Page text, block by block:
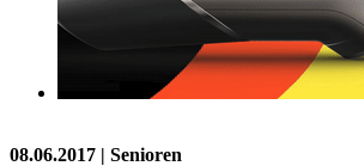
08.06.2017 | Senioren